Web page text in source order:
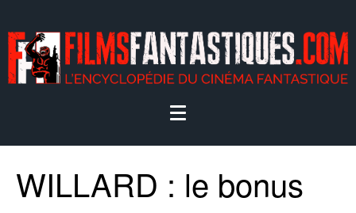
WILLARD : le bonus